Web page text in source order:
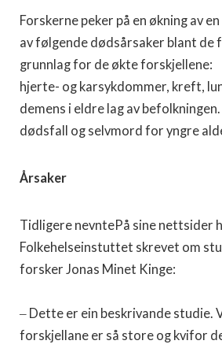
Forskerne peker på en økning av
av følgende dødsårsaker blant de
grunnlag for de økte forskjellene:
hjerte- og karsykdommer, kreft,
demens i eldre lag av
dødsfall og selvmord for yngre
Årsaker
Tidligere nevntePå sine nettsider
Folkehelseinstuttet skrevet om
forsker Jonas Minet Kinge:
‒ Dette er ein beskrivande studie.
forskjellane er så store og kvifor